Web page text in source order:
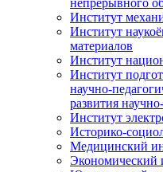
Институт
Институт
материалов
Институт
Институт
научно-
развития
Институт
Историко-
Медицинский
Экономический